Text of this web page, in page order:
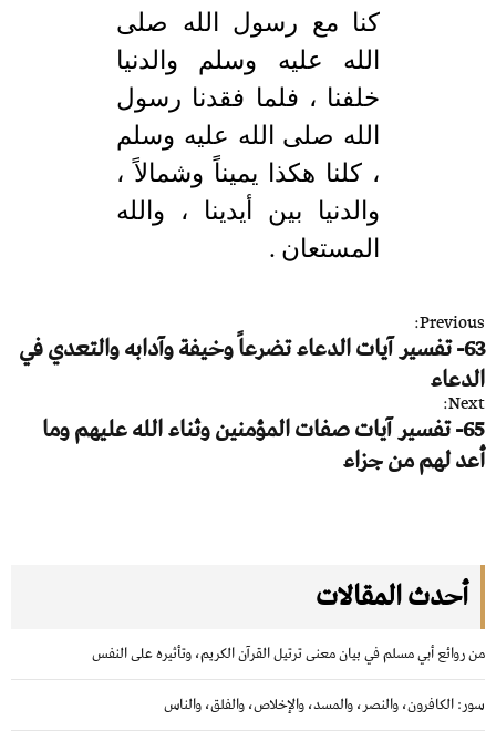
كنا مع رسول الله صلى
الله عليه وسلم والدنيا
خلفنا ، فلما فقدنا رسول
الله صلى الله عليه وسلم
، كلنا هكذا يميناً وشمالاً ،
والدنيا بين أيدينا ، والله
المستعان .
ت
ص
فّ
ح
ا
ل
ا
ا
ت
Previous:
63- تفسير آيات الدعاء تضرعاً وخيفة وآدابه والتعدي في
الدعاء
Next:
65- تفسير آيات صفات المؤمنين وثناء الله عليهم وما
أعد لهم من جزاء
أحدث المقالات
من روائع أبي مسلم في بيان معنى ترتيل القرآن الكريم، وتأثيره على النفس
سور: الكافرون، والنصر، والمسد، والإخلاص، والفلق، والناس